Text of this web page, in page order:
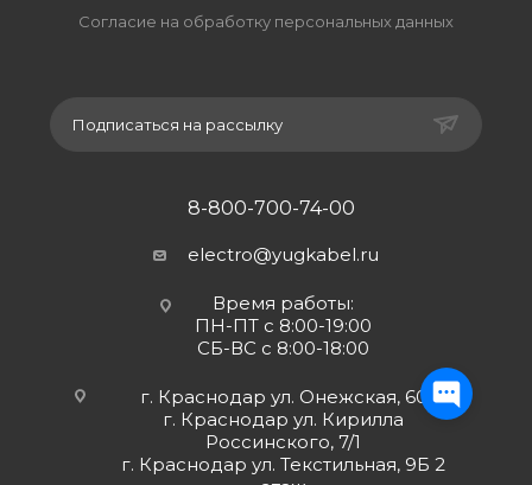
Согласие на обработку персональных данных
Подписаться на рассылку
8-800-700-74-00
electro@yugkabel.ru
Время работы:
ПН-ПТ с 8:00-19:00
СБ-ВС с 8:00-18:00
г. Краснодар ул. Онежская, 60
г. Краснодар ул. Кирилла
Россинского, 7/1
г. Краснодар ул. Текстильная, 9Б 2